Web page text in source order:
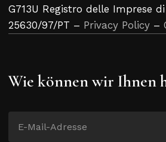
G713U Registro delle Imprese
25630/97/PT – Privacy Policy –
Wie können wir Ihnen